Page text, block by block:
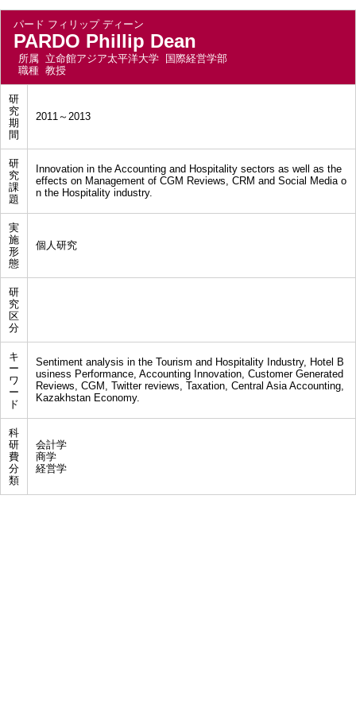
パード フィリップ ディーン
PARDO Phillip Dean
所属 立命館アジア太平洋大学 国際経営学部
職種 教授
研
究
期
間
2011～2013
研
究
課
題
Innovation in the Accounting and Hospitality sectors as well as the
effects on Management of CGM Reviews, CRM and Social Media o
n the Hospitality industry.
実
施
形
態
個人研究
研
究
区
分
キ
ー
ワ
ー
ド
Sentiment analysis in the Tourism and Hospitality Industry, Hotel B
usiness Performance, Accounting Innovation, Customer Generated
Reviews, CGM, Twitter reviews, Taxation, Central Asia Accounting,
Kazakhstan Economy.
科
研
費
分
類
会計学
商学
経営学